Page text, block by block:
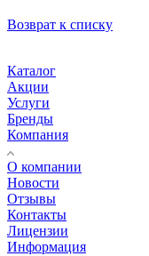
Возврат к списку
Каталог
Акции
Услуги
Бренды
Компания
О компании
Новости
Отзывы
Контакты
Лицензии
Информация